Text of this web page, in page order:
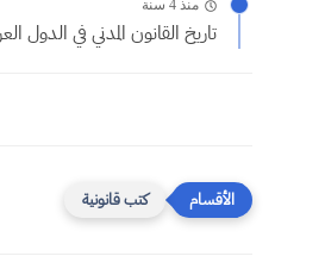
منذ 4 سنة
تاريخ القانون المدني في الدول
كتب قانونية